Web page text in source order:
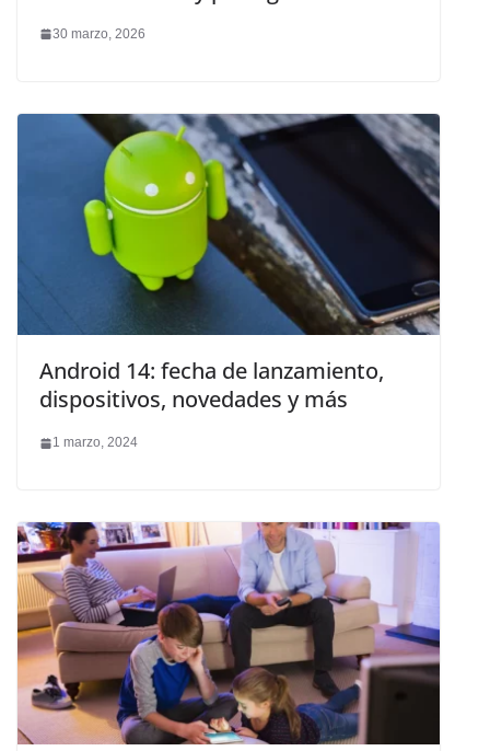
30 marzo, 2026
Android 14: fecha de lanzamiento,
dispositivos, novedades y más
1 marzo, 2024